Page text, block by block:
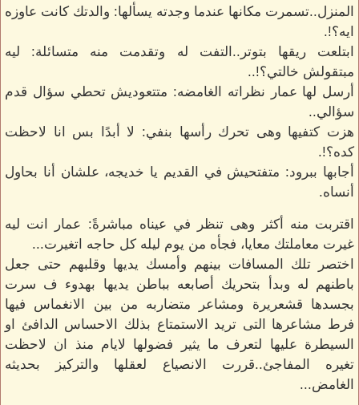
المنزل..تسمرت مكانها عندما وجدته يسألها: والدتك كانت عاوزه
ايه؟!.
ابتلعت ريقها بتوتر..التفت له وتقدمت منه متسائلة: ليه
مبتقولش خالتي؟!..
أرسل لها عمار نظراته الغامضه: متتعوديش تحطي سؤال قدم
سؤالي..
هزت كتفيها وهى تحرك رأسها بنفي: لا أبدًا بس انا لاحظت
كده؟!.
أجابها ببرود: متفتحيش في القديم يا خديجه، علشان أنا بحاول
أنساه.
اقتربت منه أكثر وهى تنظر في عيناه مباشرةً: عمار انت ليه
غيرت معاملتك معايا، فجأه من يوم ليله كل حاجه اتغيرت...
اختصر تلك المسافات بينهم وأمسك يديها وقلبهم حتى جعل
باطنهم له وبدأ بتحريك أصابعه بباطن يديها بهدوء ف سرت
بجسدها قشعريرة ومشاعر متضاربه من بين الانغماس فيها
فرط مشاعرها التى تريد الاستمتاع بذلك الاحساس الدافئ او
السيطرة عليها لتعرف ما يثير فضولها لايام منذ ان لاحظت
تغيره المفاجئ..قررت الانصياع لعقلها والتركيز بحديثه
الغامض...